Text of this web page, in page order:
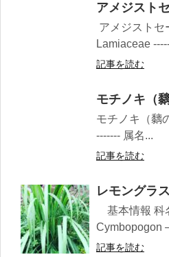
アメジスト
アメジスト
Lamiaceae
記事を読む
モチノキ（
モチノキ（黐
------- 属名...
記事を読む
レモングラス
基本情報
記事を読む